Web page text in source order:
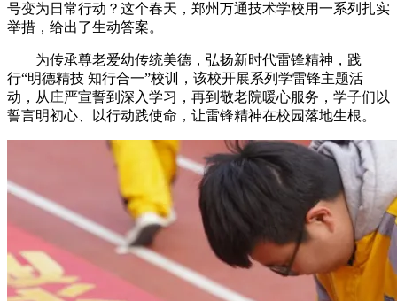
号变为日常行动？这个春天，郑州万通技术学校用一系列扎实
举措，给出了生动答案。
为传承尊老爱幼传统美德，弘扬新时代雷锋精神，践
行“明德精技 知行合一”校训，该校开展系列学雷锋主题活
动，从庄严宣誓到深入学习，再到敬老院暖心服务，学子们以
誓言明初心、以行动践使命，让雷锋精神在校园落地生根。